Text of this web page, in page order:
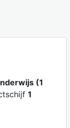
(1
1